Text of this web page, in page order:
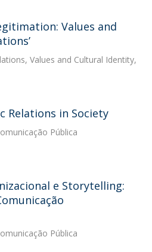
Values and
Values and Cultural Identity,
Relations in Society
Pública
e Storytelling:
Pública